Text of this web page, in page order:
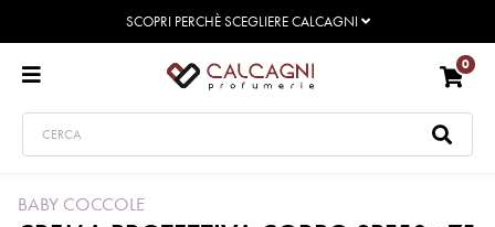
SCOPRI PERCHÈ SCEGLIERE CALCAGNI
0
BABY COCCOLE